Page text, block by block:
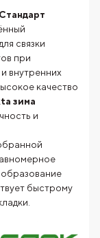
связки
при
внутренних
качество
зима
и
быстрому